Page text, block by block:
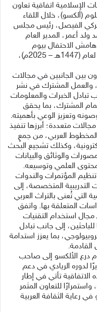
الإسلامية اتفاقية تعاون
(ألكسو)، خلال اللقاء
الفيصل، رئيس مجلس
ولد أعمر، المدير العام
الاحتفال بيوم
المخطوط العربي في دورته الثالثة عشرة لعام (1447هـ – 2025م)،
بين الجانبين في مجالات
والعمل المشترك في نشر
تبادل الخبرات والمعلومات
المشترك، بما يحقق
وتعزيز الوعي بأهميته.
متعددة؛ أبرزها تنفيذ
العربي، من جمعٍ
وكذلك تشجيع البحث
والوثائق والبيانات
العلمي وتوسيعه.
المؤتمرات والندوات
التدريبية المتخصصة، إلى
التي تُعنى بالتراث العربي
المتعلقة بها. واتفق
استخدام التقنيات
إلى جانب تبادل
بما يعزز استدامة
القادمة.
درع الألكسو إلى صاحب
لدوره الريادي في دعم
تأتي في إطار
للتعاون المثمر
رعاية الثقافة العربية